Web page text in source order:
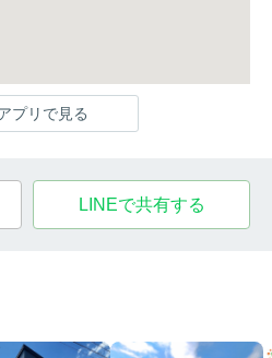
プリで見る
LINEで共有する